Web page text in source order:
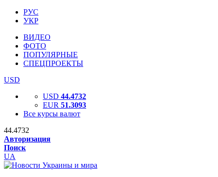
РУС
УКР
ВИДЕО
ФОТО
ПОПУЛЯРНЫЕ
СПЕЦПРОЕКТЫ
USD
USD 44.4732
EUR 51.3093
Все курсы валют
44.4732
Авторизация
Поиск
UA